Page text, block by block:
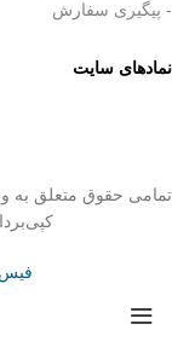
- پیگیری سفارش
نمادهای سایت
تمامی حقوق متعلق به